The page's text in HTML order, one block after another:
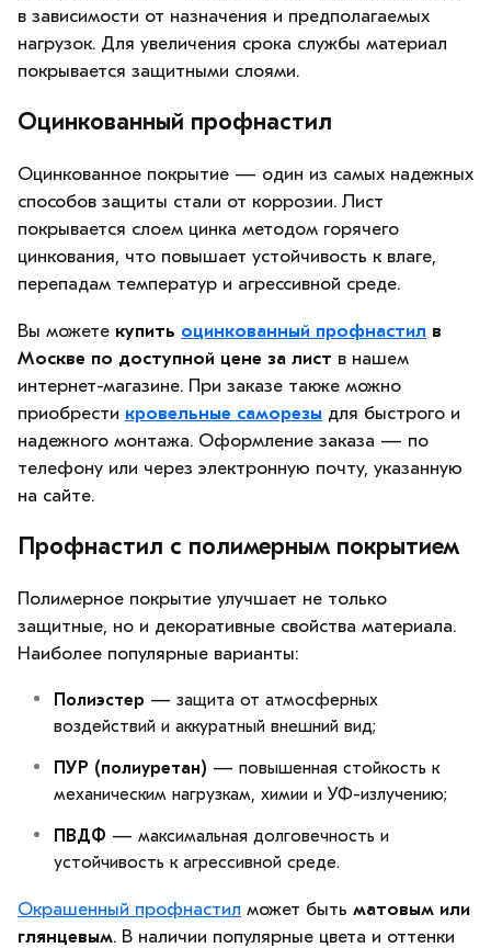
в зависимости от назначения и предполагаемых
нагрузок. Для увеличения срока службы материал
покрывается защитными слоями.
Оцинкованный профнастил
Оцинкованное покрытие — один из самых надежных
способов защиты стали от коррозии. Лист
покрывается слоем цинка методом горячего
цинкования, что повышает устойчивость к влаге,
перепадам температур и агрессивной среде.
Вы можете купить оцинкованный профнастил в
Москве по доступной цене за лист в нашем
интернет-магазине. При заказе также можно
приобрести кровельные саморезы для быстрого и
надежного монтажа. Оформление заказа — по
телефону или через электронную почту, указанную
на сайте.
Профнастил с полимерным покрытием
Полимерное покрытие улучшает не только
защитные, но и декоративные свойства материала.
Наиболее популярные варианты:
Полиэстер — защита от атмосферных
воздействий и аккуратный внешний вид;
ПУР (полиуретан) — повышенная стойкость к
механическим нагрузкам, химии и УФ-излучению;
ПВДФ — максимальная долговечность и
устойчивость к агрессивной среде.
Окрашенный профнастил может быть матовым или
глянцевым. В наличии популярные цвета и оттенки